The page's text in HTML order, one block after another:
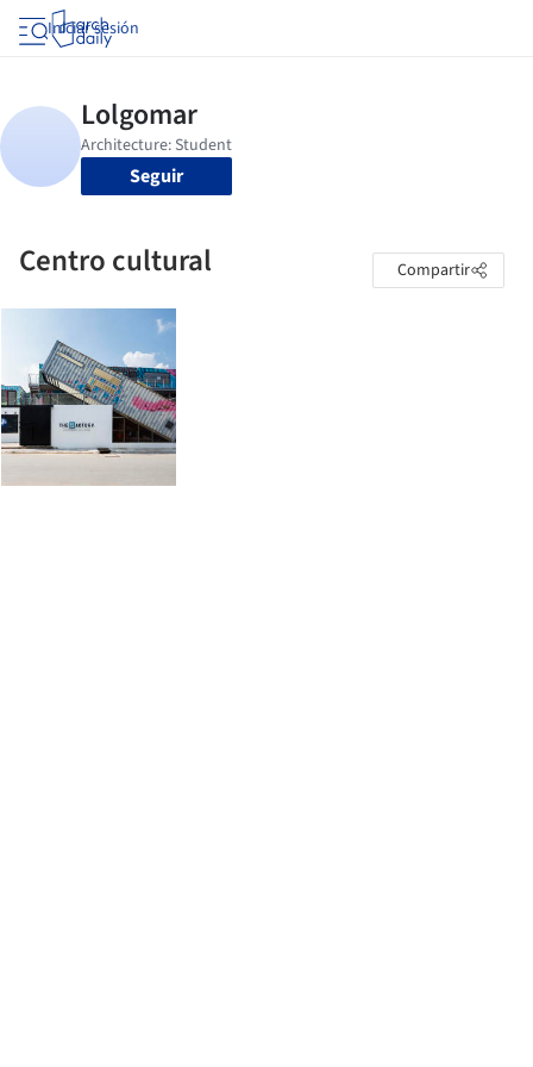
Iniciar sesión
Seguir
Centro cultural Compartir